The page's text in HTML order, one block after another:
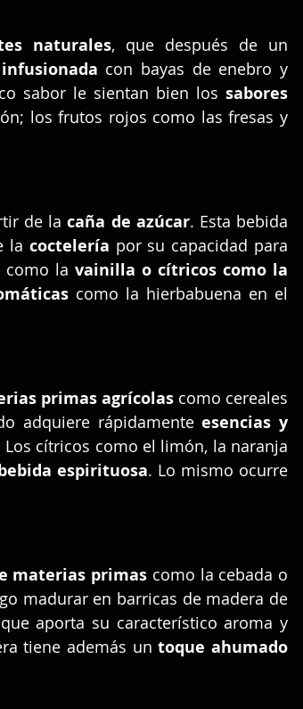
naturales
con bayas de enebro y
sabor le sientan bien los sabores
los frutos rojos como las fresas y
de la caña de azúcar. Esta bebida
la coctelería por su capacidad para
como la vainilla o cítricos como la
como la hierbabuena en el
primas agrícolas como cereales
adquiere rápidamente esencias y
cítricos como el limón, la naranja
espirituosa. Lo mismo ocurre
materias primas como la cebada o
madurar en barricas de madera de
aporta su característico aroma y
tiene además un